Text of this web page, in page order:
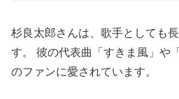
杉良太郎さんは、歌手としても
す。 彼の代表曲「すきま風」や
のファンに愛されています。